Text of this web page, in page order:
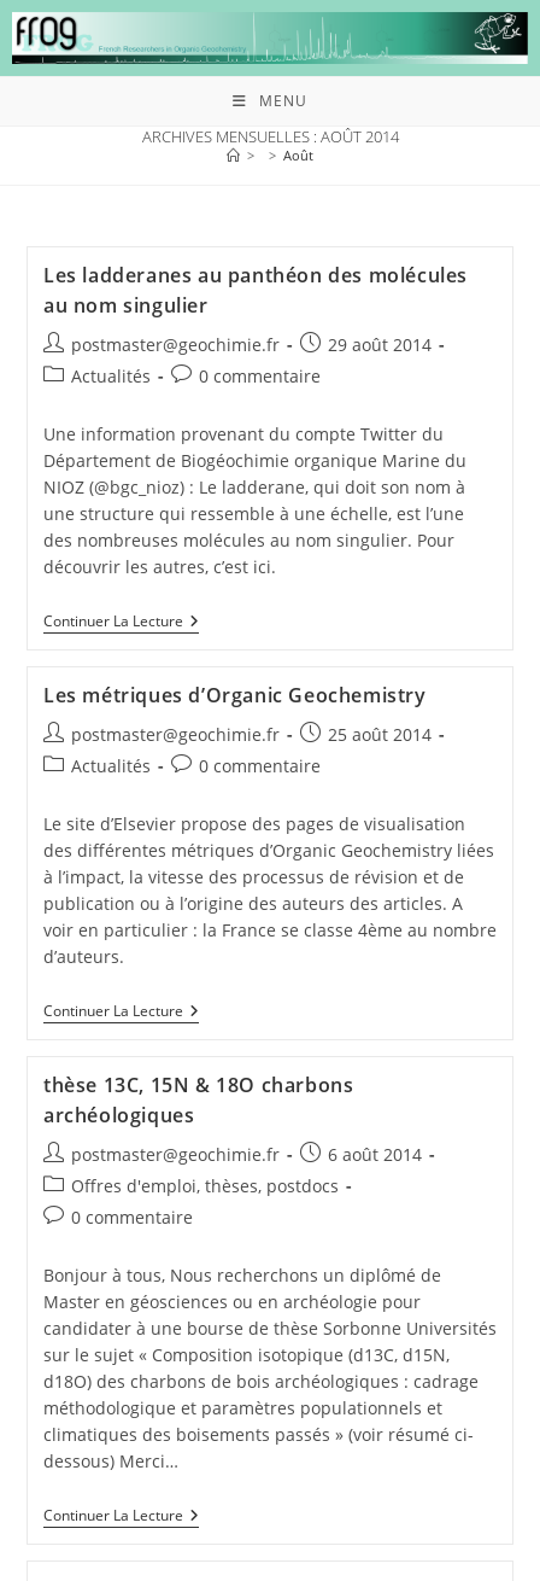
MENU
ARCHIVES MENSUELLES : AOÛT 2014
> > Août
Les ladderanes au panthéon des molécules
au nom singulier
postmaster@geochimie.fr
29 août 2014
Actualités
0 commentaire
Une information provenant du compte Twitter du
Département de Biogéochimie organique Marine du
NIOZ (@bgc_nioz) : Le ladderane, qui doit son nom à
une structure qui ressemble à une échelle, est l’une
des nombreuses molécules au nom singulier. Pour
découvrir les autres, c’est ici.
Continuer La Lecture
Les métriques d’Organic Geochemistry
postmaster@geochimie.fr
25 août 2014
Actualités
0 commentaire
Le site d’Elsevier propose des pages de visualisation
des différentes métriques d’Organic Geochemistry liées
à l’impact, la vitesse des processus de révision et de
publication ou à l’origine des auteurs des articles. A
voir en particulier : la France se classe 4ème au nombre
d’auteurs.
Continuer La Lecture
thèse 13C, 15N & 18O charbons
archéologiques
postmaster@geochimie.fr
6 août 2014
Offres d'emploi, thèses, postdocs
0 commentaire
Bonjour à tous, Nous recherchons un diplômé de
Master en géosciences ou en archéologie pour
candidater à une bourse de thèse Sorbonne Universités
sur le sujet « Composition isotopique (d13C, d15N,
d18O) des charbons de bois archéologiques : cadrage
méthodologique et paramètres populationnels et
climatiques des boisements passés » (voir résumé ci-
dessous) Merci…
Continuer La Lecture